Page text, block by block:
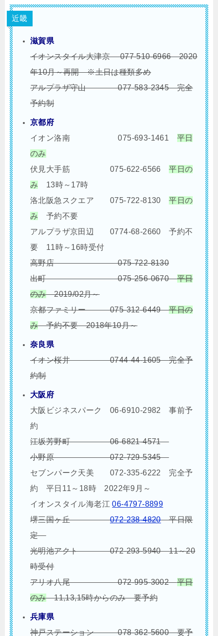
近畿
滋賀県
イオンスタイル大津京 077-510-6966 2020
年10月～再開 ※土日は種類多め
アルプラザ守山 077-583-2345 完全
予約制
京都府
イオン洛南 075-693-1461 平日
のみ
伏見大手筋 075-622-6566平日の
み 13時～17時
洛北阪急スクエア 075-722-8130平日の
み 予約不要
アルプラザ京田辺 0774-68-2660 予約不
要 11時～16時受付
高野店 075-722-8130
出町 075-256-0670平日
のみ2019/02月～
京都ファミリー 075-312-6449平日の
み予約不要 2018年10月～
奈良県
イオン桜井 0744-44-1605 完全予
約制
大阪府
大阪ビジネスパーク 06-6910-2982
事前予
約
江坂芳野町 06-6821-4571
小野原072-729-5345
セブンパーク天美 072-335-6222 完全予
約 平日11～18時 2022年9月～
イオンスタイル海老江06-4797-8899
堺三国ヶ丘072-238-4820平日限
定
光明池アクト072-293-5940 11～20
時受付
アリオ八尾 072-995-3002平日
のみ11,13,15時からのみ 要予約
兵庫県
神戸ステーション 078-362-5600 要予